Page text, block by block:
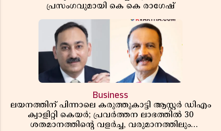
പ്രസംഗവുമായി കെ കെ രാഗേഷ്
Business
ലയനത്തിന് പിന്നാലെ കരുത്തുകാട്ടി ആസ്റ്റർ ഡിഎം
ക്വാളിറ്റി കെയർ; പ്രവർത്തന ലാഭത്തിൽ 30
ശതമാനത്തിൻ്റെ വളർച്ച, വരുമാനത്തിലും